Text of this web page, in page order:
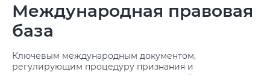
Международная правовая
база
Ключевым международным документом,
регулирующим процедуру признания и